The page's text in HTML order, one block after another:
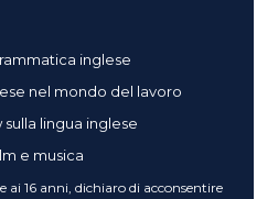
inglese
nel mondo del lavoro
lingua inglese
e musica
ai 16 anni, dichiaro di acconsentire